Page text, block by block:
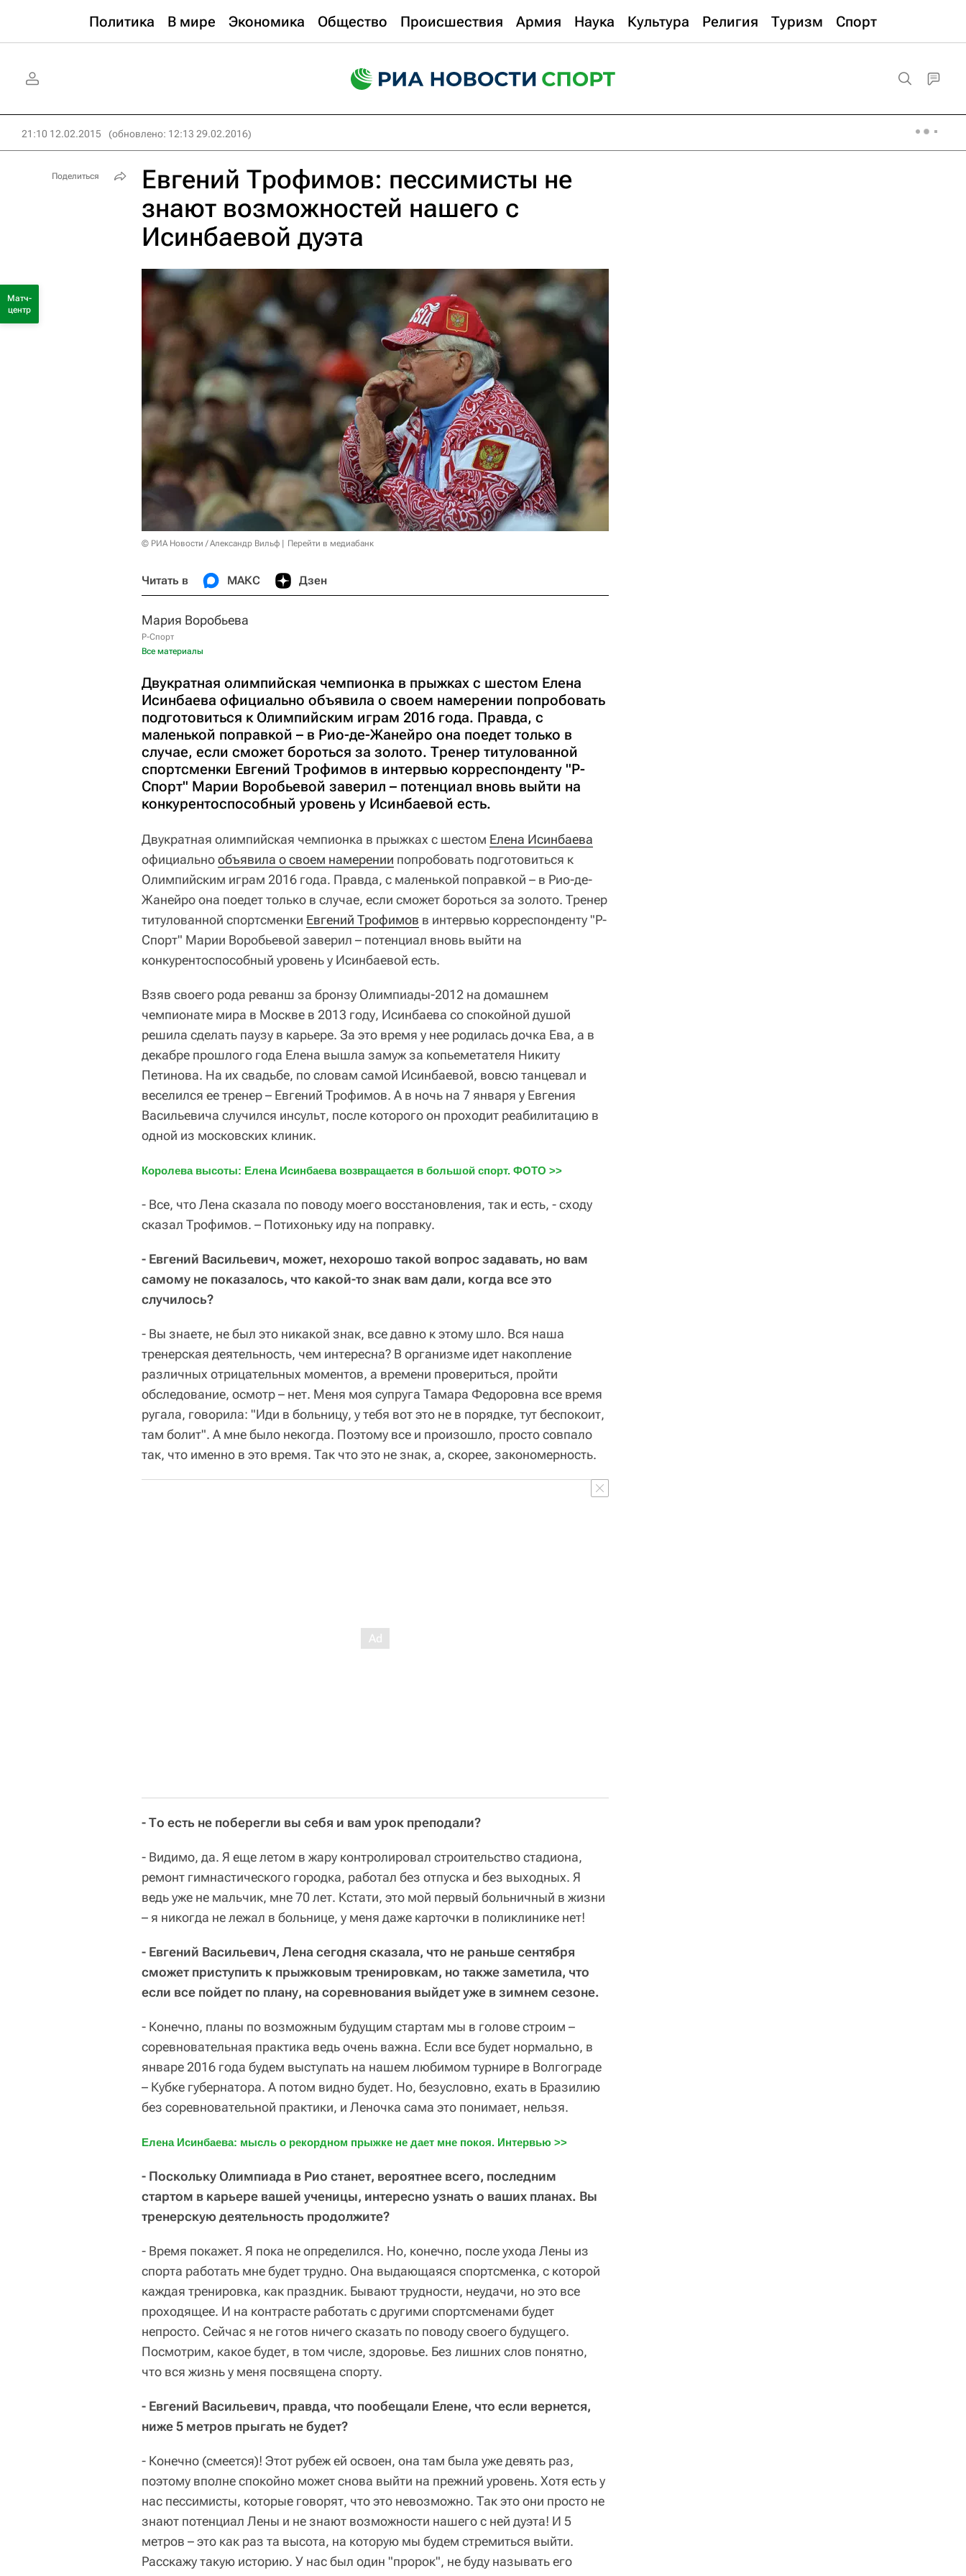
Политика В мире Экономика Общество Происшествия Армия Наука Культура Религия Туризм Спорт
21:10 12.02.2015 (обновлено: 12:13 29.02.2016)
Евгений Трофимов: пессимисты не
знают возможностей нашего с
Исинбаевой дуэта
© РИА Новости / Александр Вильф Перейти в медиабанк
Читать в МАКС Дзен
Мария Воробьева
Р-Спорт
Все материалы
Двукратная олимпийская чемпионка в прыжках с шестом Елена
Исинбаева официально объявила о своем намерении попробовать
подготовиться к Олимпийским играм 2016 года. Правда, с
маленькой поправкой – в Рио-де-Жанейро она поедет только в
случае, если сможет бороться за золото. Тренер титулованной
спортсменки Евгений Трофимов в интервью корреспонденту "Р-
Спорт" Марии Воробьевой заверил – потенциал вновь выйти на
конкурентоспособный уровень у Исинбаевой есть.
Двукратная олимпийская чемпионка в прыжках с шестом Елена Исинбаева
официальнообъявила о своем намерении попробовать подготовиться к
Олимпийским играм 2016 года. Правда, с маленькой поправкой – в Рио-де-
Жанейро она поедет только в случае, если сможет бороться за золото. Тренер
титулованной спортсменки Евгений Трофимов в интервью корреспонденту "Р-
Спорт" Марии Воробьевой заверил – потенциал вновь выйти на
конкурентоспособный уровень у Исинбаевой есть.
Взяв своего рода реванш за бронзу Олимпиады-2012 на домашнем
чемпионате мира в Москве в 2013 году, Исинбаева со спокойной душой
решила сделать паузу в карьере. За это время у нее родилась дочка Ева, а в
декабре прошлого года Елена вышла замуж за копьеметателя Никиту
Петинова. На их свадьбе, по словам самой Исинбаевой, вовсю танцевал и
веселился ее тренер – Евгений Трофимов. А в ночь на 7 января у Евгения
Васильевича случился инсульт, после которого он проходит реабилитацию в
одной из московских клиник.
Королева высоты: Елена Исинбаева возвращается в большой спорт. ФОТО >>
- Все, что Лена сказала по поводу моего восстановления, так и есть, - сходу
сказал Трофимов. – Потихоньку иду на поправку.
- Евгений Васильевич, может, нехорошо такой вопрос задавать, но вам
самому не показалось, что какой-то знак вам дали, когда все это
случилось?
- Вы знаете, не был это никакой знак, все давно к этому шло. Вся наша
тренерская деятельность, чем интересна? В организме идет накопление
различных отрицательных моментов, а времени провериться, пройти
обследование, осмотр – нет. Меня моя супруга Тамара Федоровна все время
ругала, говорила: "Иди в больницу, у тебя вот это не в порядке, тут беспокоит,
там болит". А мне было некогда. Поэтому все и произошло, просто совпало
так, что именно в это время. Так что это не знак, а, скорее, закономерность.
- То есть не поберегли вы себя и вам урок преподали?
- Видимо, да. Я еще летом в жару контролировал строительство стадиона,
ремонт гимнастического городка, работал без отпуска и без выходных. Я
ведь уже не мальчик, мне 70 лет. Кстати, это мой первый больничный в жизни
– я никогда не лежал в больнице, у меня даже карточки в поликлинике нет!
- Евгений Васильевич, Лена сегодня сказала, что не раньше сентября
сможет приступить к прыжковым тренировкам, но также заметила, что
если все пойдет по плану, на соревнования выйдет уже в зимнем сезоне.
- Конечно, планы по возможным будущим стартам мы в голове строим –
соревновательная практика ведь очень важна. Если все будет нормально, в
январе 2016 года будем выступать на нашем любимом турнире в Волгограде
– Кубке губернатора. А потом видно будет. Но, безусловно, ехать в Бразилию
без соревновательной практики, и Леночка сама это понимает, нельзя.
Елена Исинбаева: мысль о рекордном прыжке не дает мне покоя. Интервью >>
- Поскольку Олимпиада в Рио станет, вероятнее всего, последним
стартом в карьере вашей ученицы, интересно узнать о ваших планах. Вы
тренерскую деятельность продолжите?
- Время покажет. Я пока не определился. Но, конечно, после ухода Лены из
спорта работать мне будет трудно. Она выдающаяся спортсменка, с которой
каждая тренировка, как праздник. Бывают трудности, неудачи, но это все
проходящее. И на контрасте работать с другими спортсменами будет
непросто. Сейчас я не готов ничего сказать по поводу своего будущего.
Посмотрим, какое будет, в том числе, здоровье. Без лишних слов понятно,
что вся жизнь у меня посвящена спорту.
- Евгений Васильевич, правда, что пообещали Елене, что если вернется,
ниже 5 метров прыгать не будет?
- Конечно (смеется)! Этот рубеж ей освоен, она там была уже девять раз,
поэтому вполне спокойно может снова выйти на прежний уровень. Хотя есть у
нас пессимисты, которые говорят, что это невозможно. Так это они просто не
знают потенциал Лены и не знают возможности нашего с ней дуэта! И 5
метров – это как раз та высота, на которую мы будем стремиться выйти.
Расскажу такую историю. У нас был один "пророк", не буду называть его
Поделиться
Матч-
центр